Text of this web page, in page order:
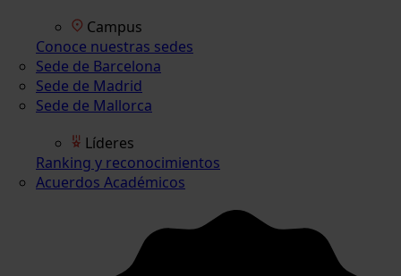
Campus
Conoce nuestras sedes
Sede de Barcelona
Sede de Madrid
Sede de Mallorca
Líderes
Ranking y reconocimientos
Acuerdos Académicos